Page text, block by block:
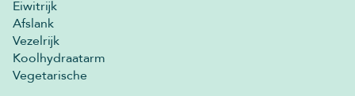
Eiwitrijk
Afslank
Vezelrijk
Koolhydraatarm
Vegetarische